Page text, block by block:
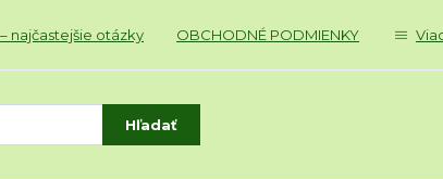
najčastejšie otázky OBCHODNÉ PODMIENKY
Hľadať